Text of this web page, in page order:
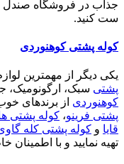
جذاب در فروشگاه صندل
ست کنید.
کوله پشتی کوهنوردی
یکی دیگر از مهمترین
پشتی سبک، ارگونومیک،
کوهنوردی از برندهای
پشتی فرینو، کوله پشتی
قایا و کوله پشتی کله
تهیه نمایید و با اطمینان